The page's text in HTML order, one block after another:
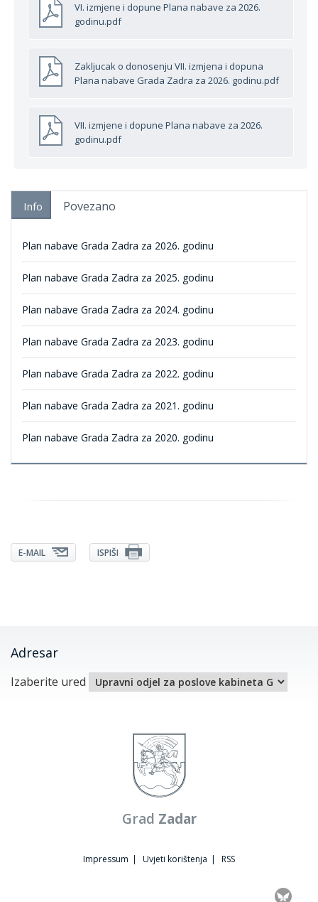
VI. izmjene i dopune Plana nabave za 2026.
godinu.pdf
Zakljucak o donosenju VII. izmjena i dopuna
Plana nabave Grada Zadra za 2026. godinu.pdf
VII. izmjene i dopune Plana nabave za 2026.
godinu.pdf
Info Povezano
Plan nabave Grada Zadra za 2026. godinu
Plan nabave Grada Zadra za 2025. godinu
Plan nabave Grada Zadra za 2024. godinu
Plan nabave Grada Zadra za 2023. godinu
Plan nabave Grada Zadra za 2022. godinu
Plan nabave Grada Zadra za 2021. godinu
Plan nabave Grada Zadra za 2020. godinu
E-MAIL ISPIŠI
Adresar
Izaberite ured
Grad Zadar
Impressum | Uvjeti korištenja | RSS